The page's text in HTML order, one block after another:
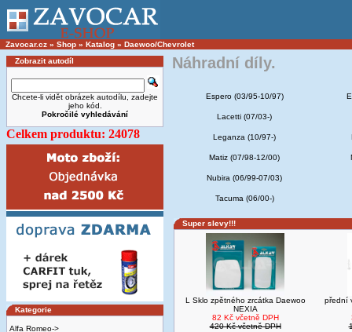
Zavocar.cz » Shop » Katalog » Daewoo/Chevrolet
Zobrazit autodíl
Chcete-li vidět obrázek autodílu, zadejte
jeho kód.
Pokročilé vyhledávání
Celkem produktu: 24078
Kategorie
Alfa Romeo->
Náhradní díly.
Espero (03/95-10/97)
Lacetti (07/03-)
Leganza (10/97-)
Matiz (07/98-12/00)
Nubira (06/99-07/03)
Tacuma (06/00-)
Super slevy!!!
L Sklo zpětného zrcátka Daewoo
NEXIA
82 Kč včetně DPH
420 Kč včetně DPH
přední